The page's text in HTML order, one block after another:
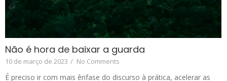
Não é hora de baixar a guarda
10 de março de 2023 / No Comments
É preciso ir com mais ênfase do discurso à prática, acelerar as